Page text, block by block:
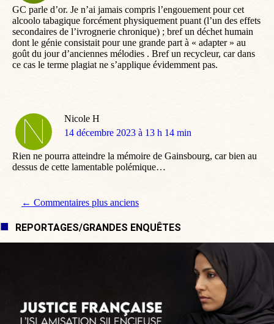
GC parle d’or. Je n’ai jamais compris l’engouement pour cet
alcoolo tabagique forcément physiquement puant (l’un des effets
secondaires de l’ivrognerie chronique) ; bref un déchet humain
dont le génie consistait pour une grande part à « adapter » au
goût du jour d’anciennes mélodies . Bref un recycleur, car dans
ce cas le terme plagiat ne s’applique évidemment pas.
Nicole H
dit
14 décembre 2023 à 13 h 14 min
Rien ne pourra atteindre la mémoire de Gainsbourg, car bien au
dessus de cette lamentable polémique…
Navigation de commentaire
← Commentaires plus anciens
REPORTAGES/GRANDES ENQUÊTES